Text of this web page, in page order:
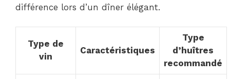
différence lors d’un dîner élégant.
Type de
vin
Caractéristiques
Type
d’huîtres
recommandé